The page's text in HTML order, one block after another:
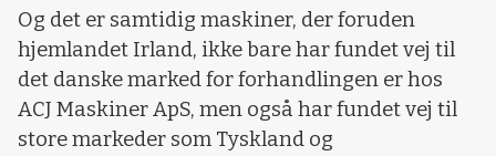
Og det er samtidig maskiner, der foruden
hjemlandet Irland, ikke bare har fundet vej til
det danske marked for forhandlingen er hos
ACJ Maskiner ApS, men også har fundet vej til
store markeder som Tyskland og